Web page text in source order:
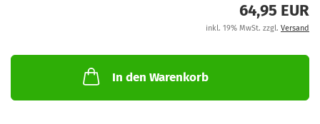
64,95 EUR
inkl. 19% MwSt. zzgl. Versand
In den Warenkorb